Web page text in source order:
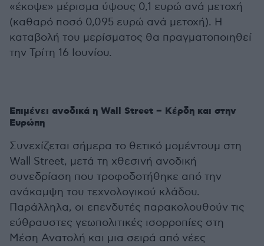
«έκοψε» μέρισμα ύψους 0,1 ευρώ ανά μετοχή
(καθαρό ποσό 0,095 ευρώ ανά μετοχή). Η
καταβολή του μερίσματος θα πραγματοποιηθεί
την Τρίτη 16 Ιουνίου.
Επιμένει ανοδικά η Wall Street – Κέρδη και στην
Ευρώπη
Συνεχίζεται σήμερα το θετικό μομέντουμ στη
Wall Street, μετά τη χθεσινή ανοδική
συνεδρίαση που τροφοδοτήθηκε από την
ανάκαμψη του τεχνολογικού κλάδου.
Παράλληλα, οι επενδυτές παρακολουθούν τις
εύθραυστες γεωπολιτικές ισορροπίες στη
Μέση Ανατολή και μια σειρά από νέες